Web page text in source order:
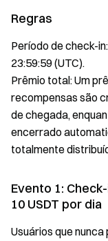
Regras
Período de check-
23:59:59 (UTC).
Prêmio total: Um
recompensas são
de chegada,
encerrado
totalmente
Evento 1:
10 USDT por dia
Usuários que